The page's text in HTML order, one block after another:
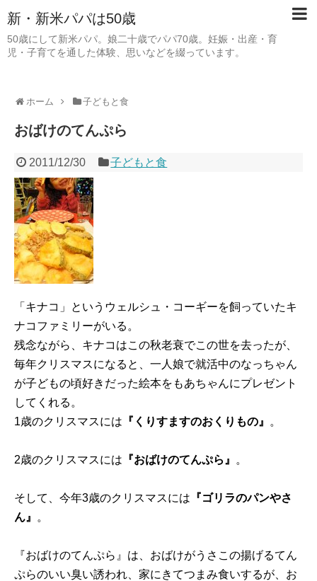
新・新米パパは50歳
50歳にして新米パパ。娘二十歳でパパ70歳。妊娠・出産・育
児・子育てを通した体験、思いなどを綴っています。
ホーム 子どもと食
おばけのてんぷら
2011/12/30 子どもと食
「キナコ」というウェルシュ・コーギーを飼っていたキ
ナコファミリーがいる。
残念ながら、キナコはこの秋老衰でこの世を去ったが、
毎年クリスマスになると、一人娘で就活中のなっちゃん
が子どもの頃好きだった絵本をもあちゃんにプレゼント
してくれる。
1歳のクリスマスには 『くりすますのおくりもの』 。
2歳のクリスマスには 『おばけのてんぷら』 。
そして、今年3歳のクリスマスには 『ゴリラのパンやさ
ん』
。
『おばけのてんぷら』は、おばけがうさこの揚げるてん
ぷらのいい臭い誘われ、家にきてつまみ食いするが、お